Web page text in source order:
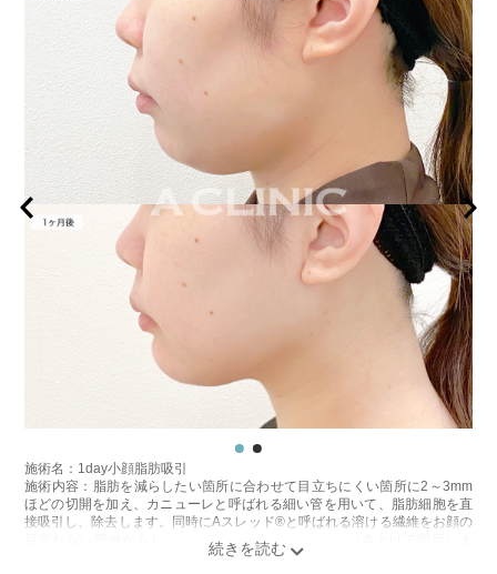
施術名：1day小顔脂肪吸引
施術内容：脂肪を減らしたい箇所に合わせて目立ちにくい箇所に2～3mm
ほどの切開を加え、カニューレと呼ばれる細い管を用いて、脂肪細胞を直
接吸引し、除去します。同時にAスレッド®と呼ばれる溶ける繊維をお顔の
目立たない部分から皮下へ挿入し、皮膚を内側から引き上げて固定しま